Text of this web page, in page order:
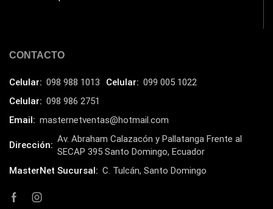
CONTACTO
Celular: 098 988 1013 Celular: 099 005 1022
Celular: 098 986 2751
Email: masternetventas@hotmail.com
Dirección:
Av. Abraham Calazacón y Pallatanga Frente al
SECAP 395 Santo Domingo, Ecuador
MasterNet Sucursal: C. Tulcán, Santo Domingo